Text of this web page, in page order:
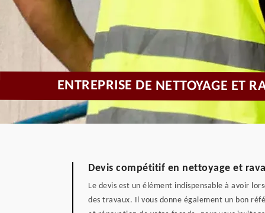
ENTREPRISE DE NETTOYAGE ET
Devis compétitif en nettoyage et
Le devis est un élément indispensable à avoir
des travaux. Il vous donne également un bon